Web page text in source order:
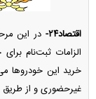
اقتصاد۲۴-
در این
الزامات ثبت‌نام
خرید این خودرو‌ها
غیرحضوری و از طریق